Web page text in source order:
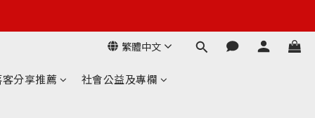
繁體中文
分享推薦 社會公益及專欄